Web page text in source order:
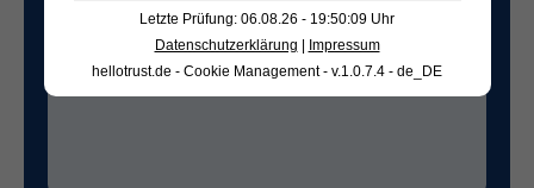
Letzte Prüfung: 06.08.26 - 19:50:09 Uhr
Datenschutzerklärung | Impressum
hellotrust.de - Cookie Management - v.1.0.7.4 - de_DE